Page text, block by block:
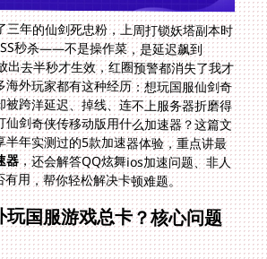
三年的仙剑死忠粉，上周打锁妖塔副本时
秒杀——不是操作菜，是延迟飙到
出去半秒才生效，红圈预警都消失了我才
海外玩家都有这种经历：想玩国服仙剑奇
被跨洋延迟、掉线、连不上服务器折磨得
仙剑奇侠传移动版用什么加速器？这篇文
半年实测过的5款加速器体验，重点讲最
器，还会解答QQ炫舞ios加速问题、非人
有用，帮你轻松解决卡顿难题。
玩国服游戏总卡？核心问题